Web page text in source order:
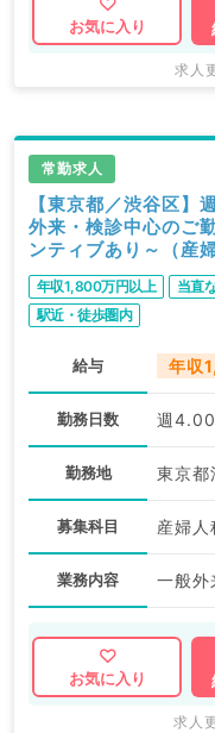
お気に入り
求人
常勤求人
【東京都／渋谷区
外来・検診中心のご
ンティブあり～（産
年収1,800万円以上 当直
駅近・徒歩圏内
給与 年収
勤務日数 週
勤務地 東京都
募集科目 産婦人
業務内容
お気に入り
求人